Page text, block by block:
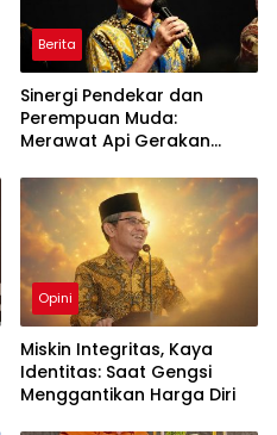
Berita
Sinergi Pendekar dan
Perempuan Muda:
Merawat Api Gerakan
Opini
Miskin Integritas, Kaya
Identitas: Saat Gengsi
Menggantikan Harga Diri